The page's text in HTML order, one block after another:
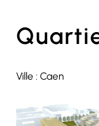
Ville : Caen